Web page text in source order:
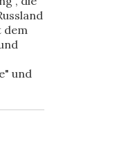
dem
und